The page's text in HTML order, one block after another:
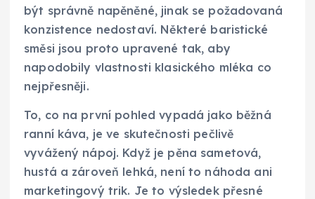
být správně napěněné, jinak se požadovaná
konzistence nedostaví. Některé baristické
směsi jsou proto upravené tak, aby
napodobily vlastnosti klasického mléka co
nejpřesněji.
To, co na první pohled vypadá jako běžná
ranní káva, je ve skutečnosti pečlivě
vyvážený nápoj. Když je pěna sametová,
hustá a zároveň lehká, není to náhoda ani
marketingový trik. Je to výsledek přesné